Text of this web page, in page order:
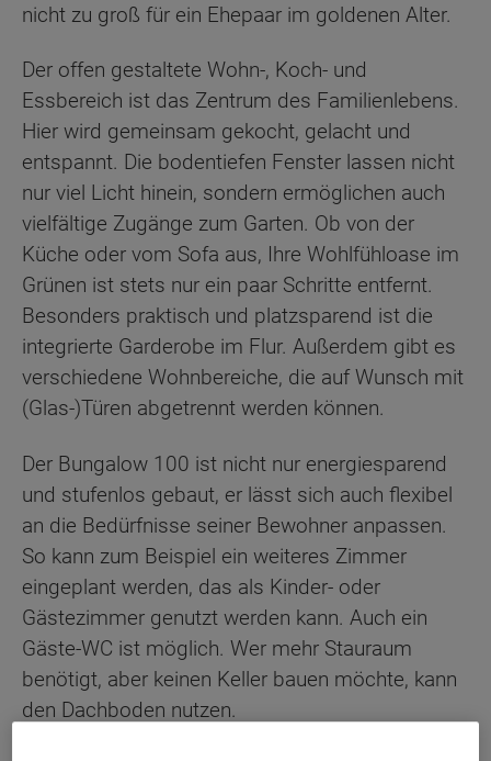
nicht zu groß für ein Ehepaar im goldenen Alter.
Der offen gestaltete Wohn-, Koch- und
Essbereich ist das Zentrum des Familienlebens.
Hier wird gemeinsam gekocht, gelacht und
entspannt. Die bodentiefen Fenster lassen nicht
nur viel Licht hinein, sondern ermöglichen auch
vielfältige Zugänge zum Garten. Ob von der
Küche oder vom Sofa aus, Ihre Wohlfühloase im
Grünen ist stets nur ein paar Schritte entfernt.
Besonders praktisch und platzsparend ist die
integrierte Garderobe im Flur. Außerdem gibt es
verschiedene Wohnbereiche, die auf Wunsch mit
(Glas-)Türen abgetrennt werden können.
Der Bungalow 100 ist nicht nur energiesparend
und stufenlos gebaut, er lässt sich auch flexibel
an die Bedürfnisse seiner Bewohner anpassen.
So kann zum Beispiel ein weiteres Zimmer
eingeplant werden, das als Kinder- oder
Gästezimmer genutzt werden kann. Auch ein
Gäste-WC ist möglich. Wer mehr Stauraum
benötigt, aber keinen Keller bauen möchte, kann
den Dachboden nutzen.